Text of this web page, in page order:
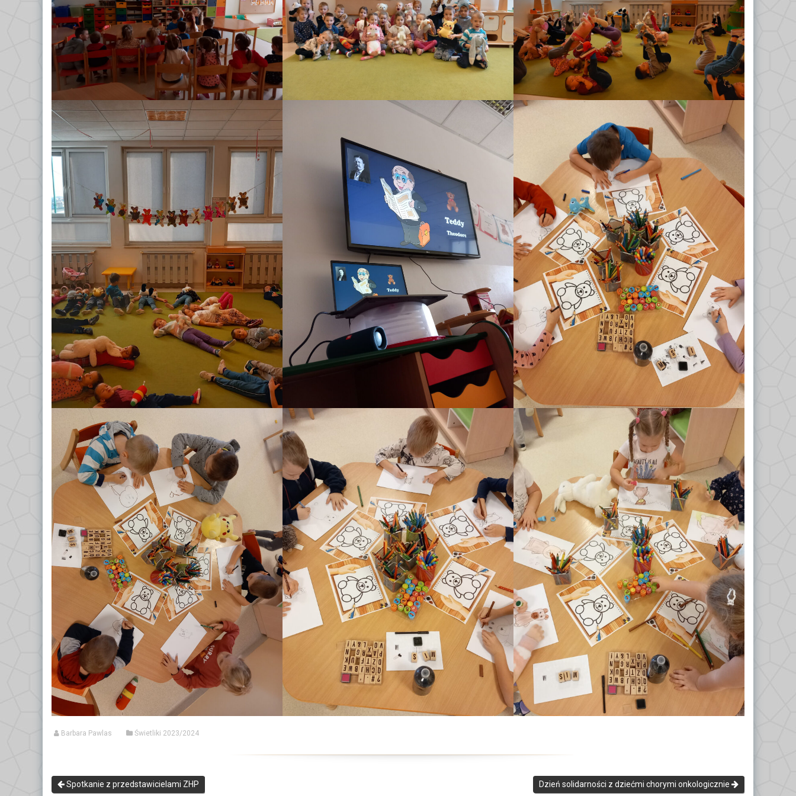
Dokumenty/Procedury
Religia
Logopeda
Pedagog
GRUPA VII – TROPICIELE
GRUPA VIII – PSZCZÓŁKI
Odkrywcy 2023/2024
Biedronki 2023/2024
Misie 2024/2025
Gwiazdeczki 2024/2025
Kropelki 2024/2025
Liski 2024/2025
Nutki 2024/2025
Odkrywcy 2024/2025
Tropiciele 2024/2025
Barbara Pawlas Świetliki 2023/2024
Spotkanie z przedstawicielami ZHP Dzień solidarności z dziećmi chorymi onkologicznie